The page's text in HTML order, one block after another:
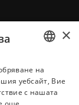
BULGARIAN
ENGLISH
×
на
уебсайт, Вие
с нашата